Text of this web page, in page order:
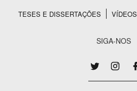
TESES E DISSERTAÇÕES
VÍDEOS
SIGA-NOS